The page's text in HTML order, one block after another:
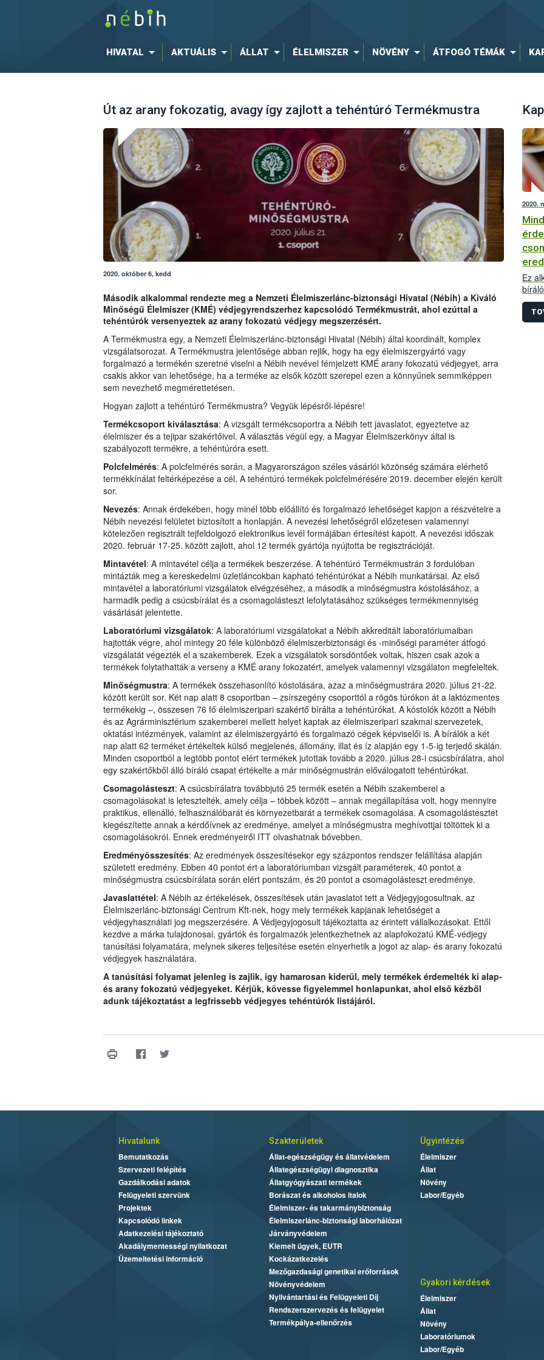
HIVATAL AKTUÁLIS ÁLLAT ÉLELMISZER NÖVÉNY ÁTFOGÓ TÉMÁK
Út az arany fokozatig, avagy így zajlott a tehéntúró Termékmustra
2020. október 6, kedd
Második alkalommal rendezte meg a Nemzeti Élelmiszerlánc-biztonsági Hivatal (Nébih) a Kiváló
Minőségű Élelmiszer (KMÉ) védjegyrendszerhez kapcsolódó Termékmustrát, ahol ezúttal a
tehéntúrók versenyeztek az arany fokozatú védjegy megszerzésért.
A Termékmustra egy, a Nemzeti Élelmiszerlánc-biztonsági Hivatal (Nébih) által koordinált, komplex
vizsgálatsorozat. A Termékmustra jelentősége abban rejlik, hogy ha egy élelmiszergyártó vagy
forgalmazó a termékén szeretné viselni a Nébih nevével fémjelzett KMÉ arany fokozatú védjegyet, arra
csakis akkor van lehetősége, ha a terméke az elsők között szerepel ezen a könnyűnek semmiképpen
sem nevezhető megmérettetésen.
Hogyan zajlott a tehéntúró Termékmustra? Vegyük lépésről-lépésre!
Termékcsoport kiválasztása: A vizsgált termékcsoportra a Nébih tett javaslatot, egyeztetve az
élelmiszer és a tejipar szakértőivel. A választás végül egy, a Magyar Élelmiszerkönyv által is
szabályozott termékre, a tehéntúróra esett.
Polcfelmérés: A polcfelmérés során, a Magyarországon széles vásárlói közönség számára elérhető
termékkínálat feltérképezése a cél. A tehéntúró termékek polcfelmérésére 2019. december elején került
sor.
Nevezés: Annak érdekében, hogy minél több előállító és forgalmazó lehetőséget kapjon a részvételre a
Nébih nevezési felületet biztosított a honlapján. A nevezési lehetőségről előzetesen valamennyi
kötelezően regisztrált tejfeldolgozó elektronikus levél formájában értesítést kapott. A nevezési időszak
2020. február 17-25. között zajlott, ahol 12 termék gyártója nyújtotta be regisztrációját.
Mintavétel: A mintavétel célja a termékek beszerzése. A tehéntúró Termékmustrán 3 fordulóban
mintázták meg a kereskedelmi üzletláncokban kapható tehéntúrókat a Nébih munkatársai. Az első
mintavétel a laboratóriumi vizsgálatok elvégzéséhez, a második a minőségmustra kóstolásához, a
harmadik pedig a csúcsbírálat és a csomagolásteszt lefolytatásához szükséges termékmennyiség
vásárlását jelentette.
Laboratóriumi vizsgálatok: A laboratóriumi vizsgálatokat a Nébih akkreditált laboratóriumaiban
hajtották végre, ahol mintegy 20 féle különböző élelmiszerbiztonsági és -minőségi paraméter átfogó
vizsgálatát végezték el a szakemberek. Ezek a vizsgálatok sorsdöntőek voltak, hiszen csak azok a
termékek folytathatták a verseny a KMÉ arany fokozatért, amelyek valamennyi vizsgálaton megfeleltek.
Minőségmustra: A termékek összehasonlító kóstolására, azaz a minőségmustrára 2020. július 21-22.
között került sor. Két nap alatt 8 csoportban – zsírszegény csoporttól a rögös túrókon át a laktózmentes
termékekig –, összesen 76 fő élelmiszeripari szakértő bírálta a tehéntúrókat. A kóstolók között a Nébih
és az Agrárminisztérium szakemberei mellett helyet kaptak az élelmiszeripari szakmai szervezetek,
oktatási intézmények, valamint az élelmiszergyártó és forgalmazó cégek képviselői is. A bírálók a két
nap alatt 62 terméket értékeltek külső megjelenés, állomány, illat és íz alapján egy 1-5-ig terjedő skálán.
Minden csoportból a legtöbb pontot elért termékek jutottak tovább a 2020. július 28-i csúcsbírálatra, ahol
egy szakértőkből álló bíráló csapat értékelte a már minőségmustrán előválogatott tehéntúrókat.
Csomagolásteszt: A csúcsbírálatra továbbjutó 25 termék esetén a Nébih szakemberei a
csomagolásokat is letesztelték, amely célja – többek között – annak megállapítása volt, hogy mennyire
praktikus, ellenálló, felhasználóbarát és környezetbarát a termékek csomagolása. A csomagolástesztet
kiegészítette annak a kérdőívnek az eredménye, amelyet a minőségmustra meghívottjai töltöttek ki a
csomagolásokról. Ennek eredményeiről ITT olvashatnak bővebben.
Eredményösszesítés: Az eredmények összesítésekor egy százpontos rendszer felállítása alapján
született eredmény. Ebben 40 pontot ért a laboratóriumban vizsgált paraméterek, 40 pontot a
minőségmustra csúcsbírálata során elért pontszám, és 20 pontot a csomagolásteszt eredménye.
Javaslattétel: A Nébih az értékelések, összesítések után javaslatot tett a Védjegyjogosultnak, az
Élelmiszerlánc-biztonsági Centrum Kft-nek, hogy mely termékek kapjanak lehetőséget a
védjegyhasználati jog megszerzésére. A Védjegyjogosult tájékoztatta az érintett vállalkozásokat. Ettől
kezdve a márka tulajdonosai, gyártók és forgalmazók jelentkezhetnek az alapfokozatú KMÉ-védjegy
tanúsítási folyamatára, melynek sikeres teljesítése esetén elnyerhetik a jogot az alap- és arany fokozatú
védjegyek használatára.
A tanúsítási folyamat jelenleg is zajlik, így hamarosan kiderül, mely termékek érdemelték ki alap-
és arany fokozatú védjegyeket. Kérjük, kövesse figyelemmel honlapunkat, ahol első kézből
adunk tájékoztatást a legfrissebb védjegyes tehéntúrók listájáról.
2020.
Ez
azok
nem
Hivatalunk
Bemutatkozás
Szervezeti felépítés
Gazdálkodási adatok
Felügyeleti szervünk
Projektek
Kapcsolódó linkek
Adatkezelési tájékoztató
Akadálymentességi nyilatkozat
Üzemeltetési információ
Szakterületek
Állat-egészségügy és állatvédelem
Állategészségügyi diagnosztika
Állatgyógyászati termékek
Borászat és alkoholos italok
Élelmiszer- és takarmánybiztonság
Élelmiszerlánc-biztonsági laborhálózat
Járványvédelem
Kiemelt ügyek, EUTR
Kockázatkezelés
Mezőgazdasági genetikai erőforrások
Növényvédelem
Nyilvántartási és Felügyeleti Díj
Rendszerszervezés és felügyelet
Termékpálya-ellenőrzés
Ügyintézés
Élelmiszer
Állat
Növény
Labor/Egyéb
Gyakori kérdések
Élelmiszer
Állat
Növény
Laboratóriumok
Labor/Egyéb